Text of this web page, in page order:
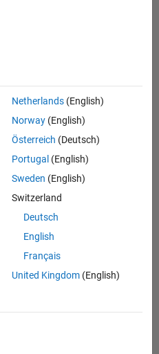
Netherlands(English)
Norway(English)
Österreich (Deutsch)
Portugal (English)
Sweden (English)
Switzerland
Deutsch
English
Français
United Kingdom(English)